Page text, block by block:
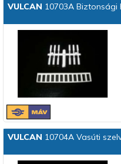
VULCAN 10703A Biztonsági
VULCAN 10704A Vasúti